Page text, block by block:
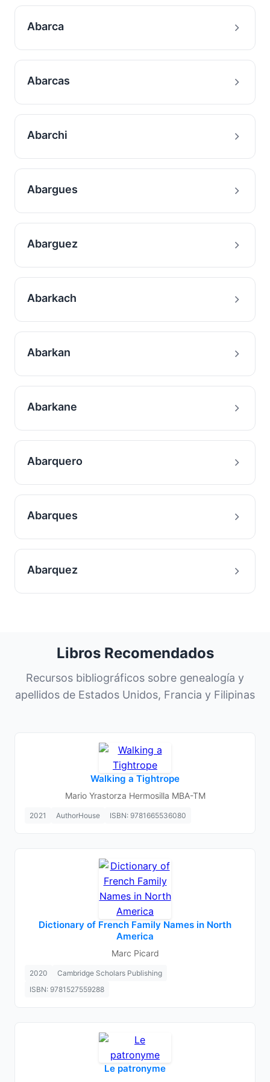
Abarca
Abarcas
Abarchi
Abargues
Abarguez
Abarkach
Abarkan
Abarkane
Abarquero
Abarques
Abarquez
Libros Recomendados
Recursos bibliográficos sobre genealogía y
apellidos de Estados Unidos, Francia y Filipinas
Walking a Tightrope
Mario Yrastorza Hermosilla MBA-TM
2021 AuthorHouse ISBN: 9781665536080
Dictionary of French Family Names in North
America
Marc Picard
2020
Cambridge Scholars Publishing
ISBN: 9781527559288
Le patronyme